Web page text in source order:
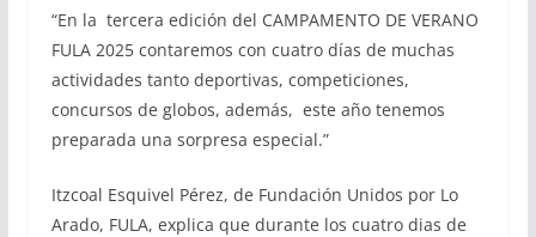
“En la tercera edición del CAMPAMENTO DE VERANO
FULA 2025 contaremos con cuatro días de muchas
actividades tanto deportivas, competiciones,
concursos de globos, además, este año tenemos
preparada una sorpresa especial.”
Itzcoal Esquivel Pérez, de Fundación Unidos por Lo
Arado, FULA, explica que durante los cuatro dias de